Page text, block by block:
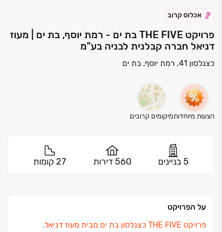
אכלוס קרוב
פרויקט THE FIVE בת ים - רמת יוסף, בת ים | מעוז
דניאל חברה קבלנית לבניה בע"מ
כצנלסון 41, רמת יוסף, בת ים
הצעות מיוחדותמיקומים קרובים
5 בניינים 560 דירות 27 קומות
על הפרויקט
פרויקט THE FIVE כצנלסון בת ים מבית מעוז דניאל.